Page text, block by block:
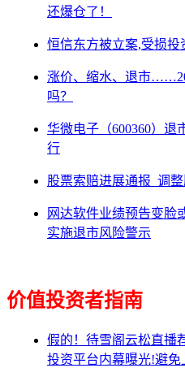
还爆仓了！
恒信东方被立案,受损投
涨价、缩水、退市
吗？
华微电子（600360）退
行
股票索赔进展通报_调
网达软件业绩预告变脸
实施退市风险警示
价值投资者指南
假的！待雪阁云松直播
投资平台内幕曝光!避免